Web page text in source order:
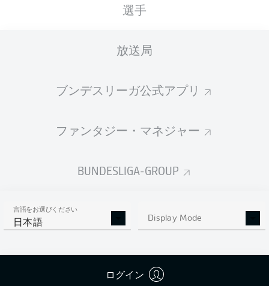
選手
放送局
ブンデスリーガ公式アプリ
ファンタジー・マネジャー
BUNDESLIGA-GROUP
言語をお選びください
日本語 Display Mode
ログイン
0
0 % 成功率 0 %
PASS EFFICIENCY